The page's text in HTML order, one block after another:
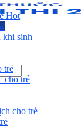
dùng cho bé
khi sinh
trẻ
cho trẻ
cho trẻ